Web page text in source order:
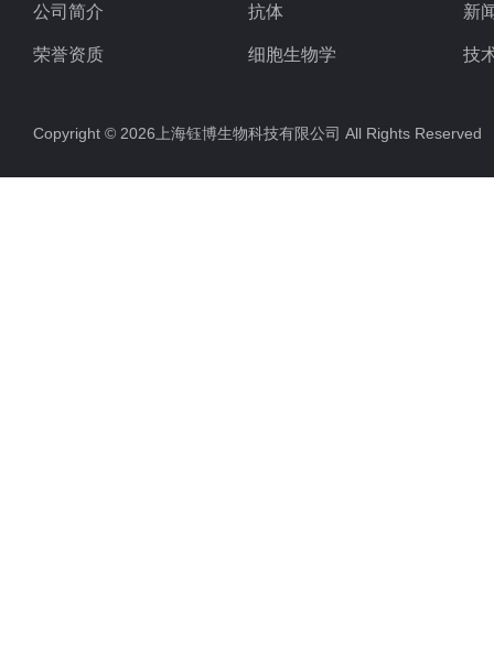
公司简介
荣誉资质
抗体
细胞生物学
新
技
Copyright © 2026上海钰博生物科技有限公司 All Rights